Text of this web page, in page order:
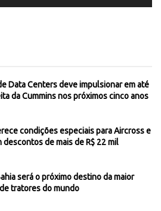
Data Centers deve impulsionar em até
da Cummins nos próximos cinco anos
condições especiais para Aircross e
descontos de mais de R$ 22 mil
será o próximo destino da maior
tratores do mundo